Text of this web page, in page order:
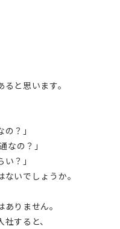
と思います。
？」
なの？」
？」
いでしょうか。
りません。
すると、